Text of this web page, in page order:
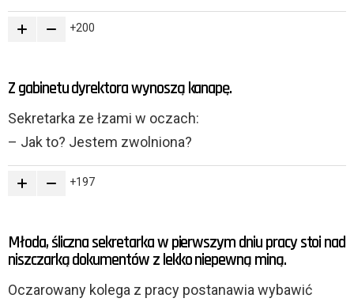
200
Z gabinetu dyrektora wynoszą kanapę.
Sekretarka ze łzami w oczach:
– Jak to? Jestem zwolniona?
197
Młoda, śliczna sekretarka w pierwszym dniu pracy stoi nad
niszczarką dokumentów z lekko niepewną miną.
Oczarowany kolega z pracy postanawia wybawić